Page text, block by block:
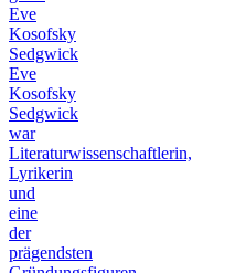
Eve
Kosofsky
Sedgwick
Eve
Kosofsky
Sedgwick
war
Literaturwissenschaftlerin,
Lyrikerin
und
eine
der
prägendsten